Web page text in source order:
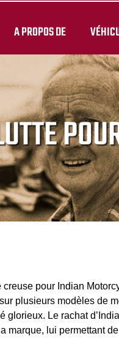
A PROPOS DE
pour Indian
plusieurs modèles de
Le rachat
marque, lui permettant